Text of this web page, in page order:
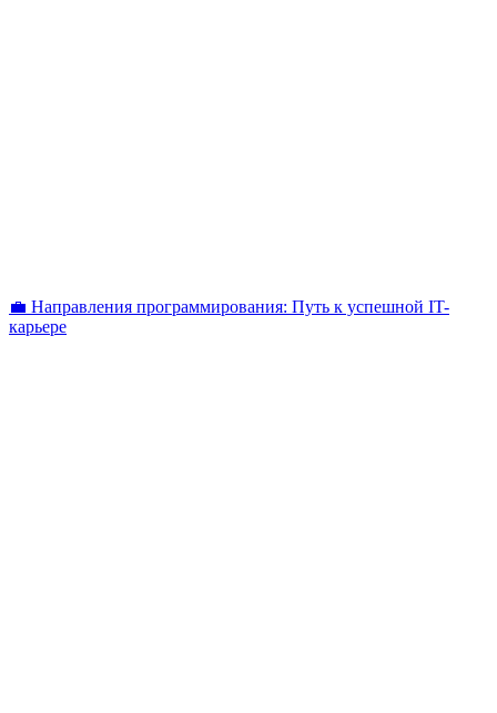
💼 Направления программирования: Путь к успешной IT-
карьере